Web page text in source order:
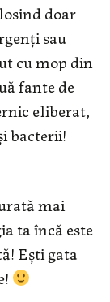
doar
sau
cu mop din
fante de
eliberat,
bacterii!
mai
ta încă este
Ești gata